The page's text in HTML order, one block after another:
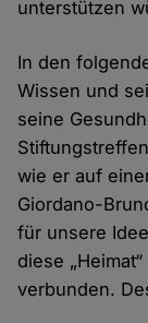
unterstützen
In den
Wissen und
seine
wie er auf
Giordano-
für unsere
diese
verbunden.